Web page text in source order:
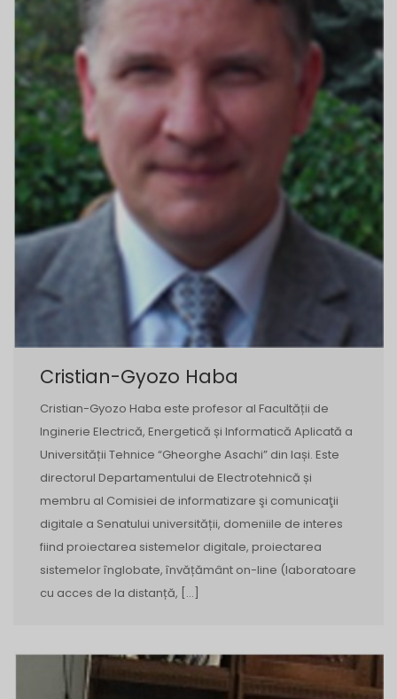
Cristian-Gyozo Haba
Cristian-Gyozo Haba este profesor al Facultății de
Inginerie Electrică, Energetică și Informatică Aplicată a
Universității Tehnice “Gheorghe Asachi” din Iași. Este
directorul Departamentului de Electrotehnică și
membru al Comisiei de informatizare şi comunicaţii
digitale a Senatului universității, domeniile de interes
fiind proiectarea sistemelor digitale, proiectarea
sistemelor înglobate, învățământ on-line (laboratoare
cu acces de la distanță, […]